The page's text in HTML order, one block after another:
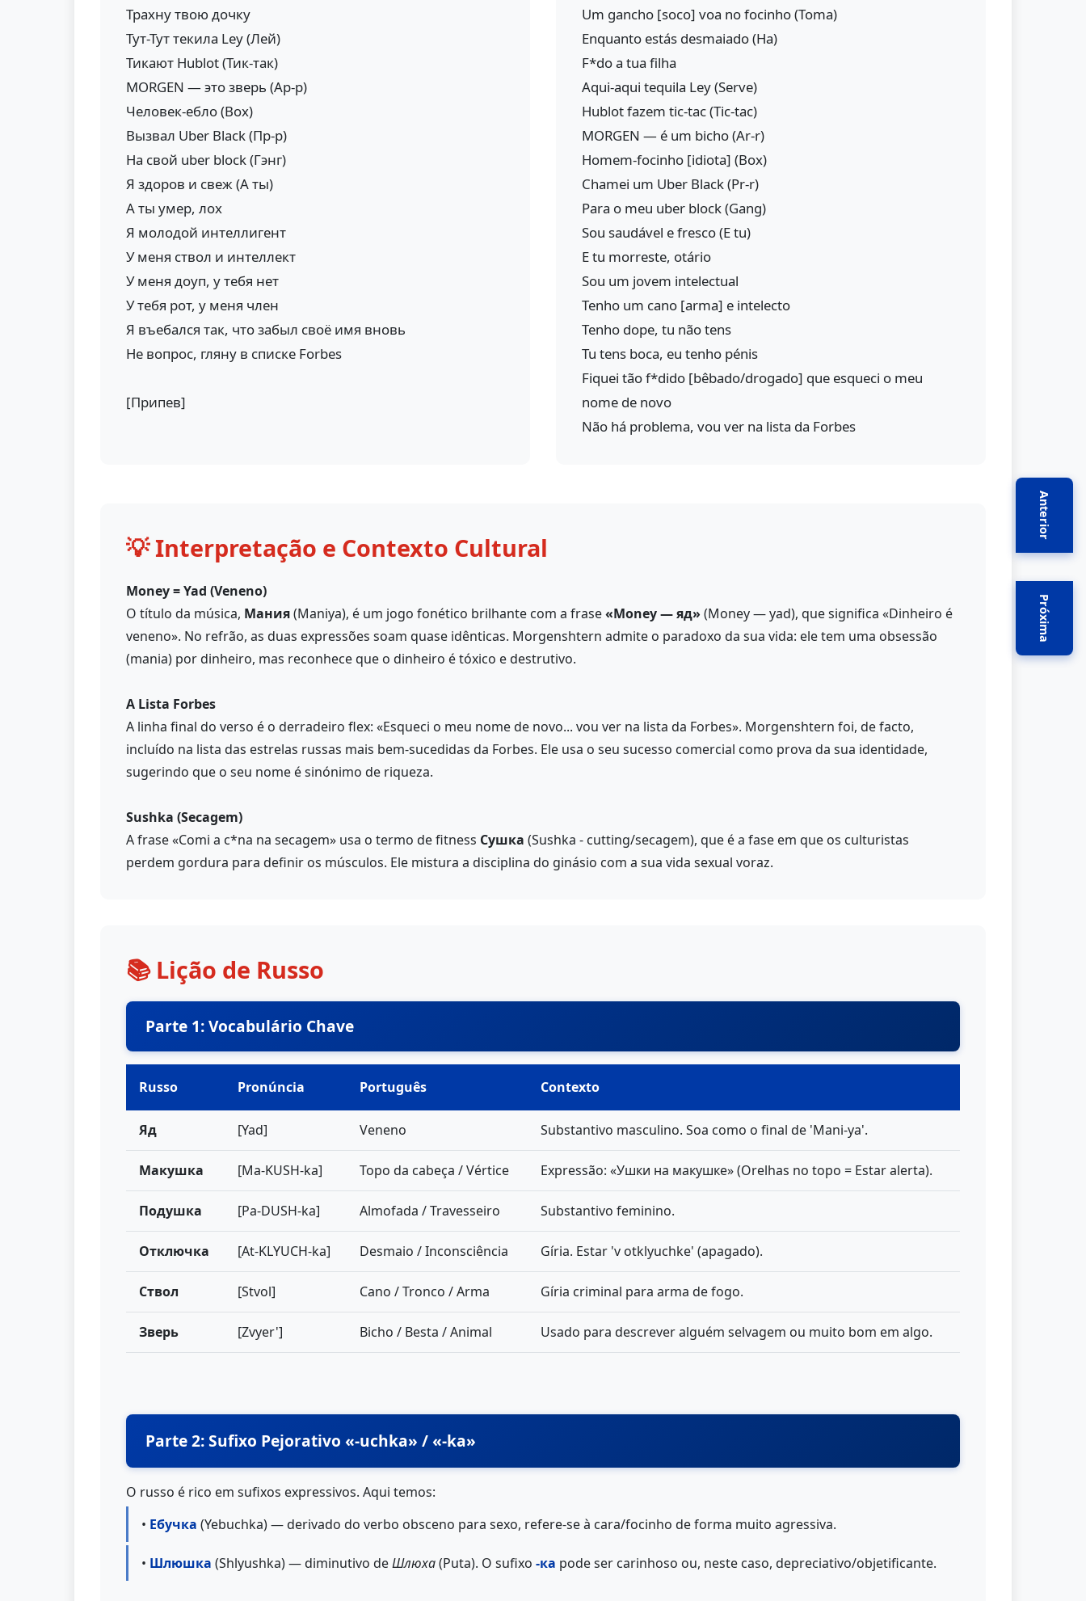
Anterior
Próxima
Трахну твою дочку
Тут-Тут текила Ley (Лей)
Тикают Hublot (Тик-так)
MORGEN — это зверь (Ар-р)
Человек-ебло (Box)
Вызвал Uber Black (Пр-р)
На свой uber block (Гэнг)
Я здоров и свеж (А ты)
А ты умер, лох
Я молодой интеллигент
У меня ствол и интеллект
У меня доуп, у тебя нет
У тебя рот, у меня член
Я въебался так, что забыл своё имя вновь
Не вопрос, гляну в списке Forbes
[Припев]
Um gancho [soco] voa no focinho (Toma)
Enquanto estás desmaiado (Ha)
F*do a tua filha
Aqui-aqui tequila Ley (Serve)
Hublot fazem tic-tac (Tic-tac)
MORGEN — é um bicho (Ar-r)
Homem-focinho [idiota] (Box)
Chamei um Uber Black (Pr-r)
Para o meu uber block (Gang)
Sou saudável e fresco (E tu)
E tu morreste, otário
Sou um jovem intelectual
Tenho um cano [arma] e intelecto
Tenho dope, tu não tens
Tu tens boca, eu tenho pénis
Fiquei tão f*dido [bêbado/drogado] que esqueci o meu
nome de novo
Não há problema, vou ver na lista da Forbes
💡 Interpretação e Contexto Cultural
Money = Yad (Veneno)
O título da música, Мания(Maniya), é um jogo fonético brilhante com a frase«Money — яд» (Money — yad), que significa «Dinheiro é
veneno». No refrão, as duas expressões soam quase idênticas. Morgenshtern admite o paradoxo da sua vida: ele tem uma obsessão
(mania) por dinheiro, mas reconhece que o dinheiro é tóxico e destrutivo.
A Lista Forbes
A linha final do verso é o derradeiro flex: «Esqueci o meu nome de novo... vou ver na lista da Forbes». Morgenshtern foi, de facto,
incluído na lista das estrelas russas mais bem-sucedidas da Forbes. Ele usa o seu sucesso comercial como prova da sua identidade,
sugerindo que o seu nome é sinónimo de riqueza.
Sushka (Secagem)
A frase «Comi a c*na na secagem» usa o termo de fitness Сушка (Sushka - cutting/secagem), que é a fase em que os culturistas
perdem gordura para definir os músculos. Ele mistura a disciplina do ginásio com a sua vida sexual voraz.
📚 Lição de Russo
Parte 1: Vocabulário Chave
Russo Pronúncia Português Contexto
Яд [Yad] Veneno Substantivo masculino. Soa como o final de 'Mani-ya'.
Макушка [Ma-KUSH-ka] Topo da cabeça / Vértice Expressão: «Ушки на макушке» (Orelhas no topo = Estar alerta).
Подушка [Pa-DUSH-ka] Almofada / Travesseiro Substantivo feminino.
Отключка [At-KLYUCH-ka] Desmaio / Inconsciência Gíria. Estar 'v otklyuchke' (apagado).
Ствол [Stvol] Cano / Tronco / Arma Gíria criminal para arma de fogo.
Зверь [Zvyer'] Bicho / Besta / Animal Usado para descrever alguém selvagem ou muito bom em algo.
Parte 2: Sufixo Pejorativo «-uchka» / «-ka»
O russo é rico em sufixos expressivos. Aqui temos:
• Ебучка (Yebuchka) — derivado do verbo obsceno para sexo, refere-se à cara/focinho de forma muito agressiva.
• Шлюшка (Shlyushka) — diminutivo deШлюха(Puta). O sufixo -ка pode ser carinhoso ou, neste caso, depreciativo/objetificante.